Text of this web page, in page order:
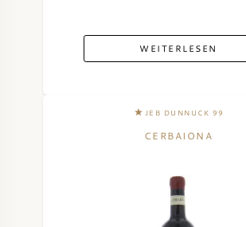
WEITERLESEN
JEB DUNNUCK 99
CERBAIONA